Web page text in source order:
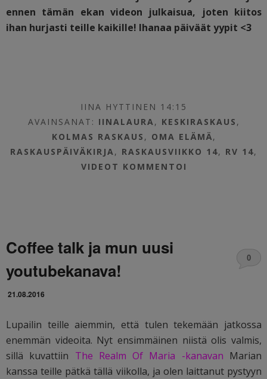
ennen tämän ekan videon julkaisua, joten kiitos
ihan hurjasti teille kaikille! Ihanaa päiväät yypit <3
IINA HYTTINEN 14:15
AVAINSANAT: IINALAURA, KESKIRASKAUS ,
KOLMAS RASKAUS , OMA ELÄMÄ,
RASKAUSPÄIVÄKIRJA, RASKAUSVIIKKO 14, RV 14,
VIDEOT KOMMENTOI
Coffee talk ja mun uusi
youtubekanava!
21.08.2016
0
Lupailin teille aiemmin, että tulen tekemään jatkossa
enemmän videoita. Nyt ensimmäinen niistä olis valmis,
sillä kuvattiin The Realm Of Maria -kanavan Marian
kanssa teille pätkä tällä viikolla, ja olen laittanut pystyyn